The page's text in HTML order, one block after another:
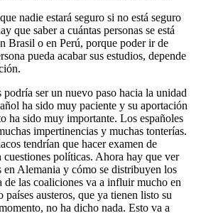
nadie estará seguro si no está seguro
que saber a cuántas personas se está
Brasil o en Perú, porque poder ir de
pueda acabar sus estudios, depende
ser un nuevo paso hacia la unidad
ha sido muy paciente y su aportación
ha sido muy importante. Los españoles
impertinencias y muchas tonterías.
tendrían que hacer examen de
cuestiones políticas. Ahora hay que ver
en Alemania y cómo se distribuyen los
de las coaliciones va a influir mucho en
países austeros, que ya tienen listo su
no ha dicho nada. Esto va a